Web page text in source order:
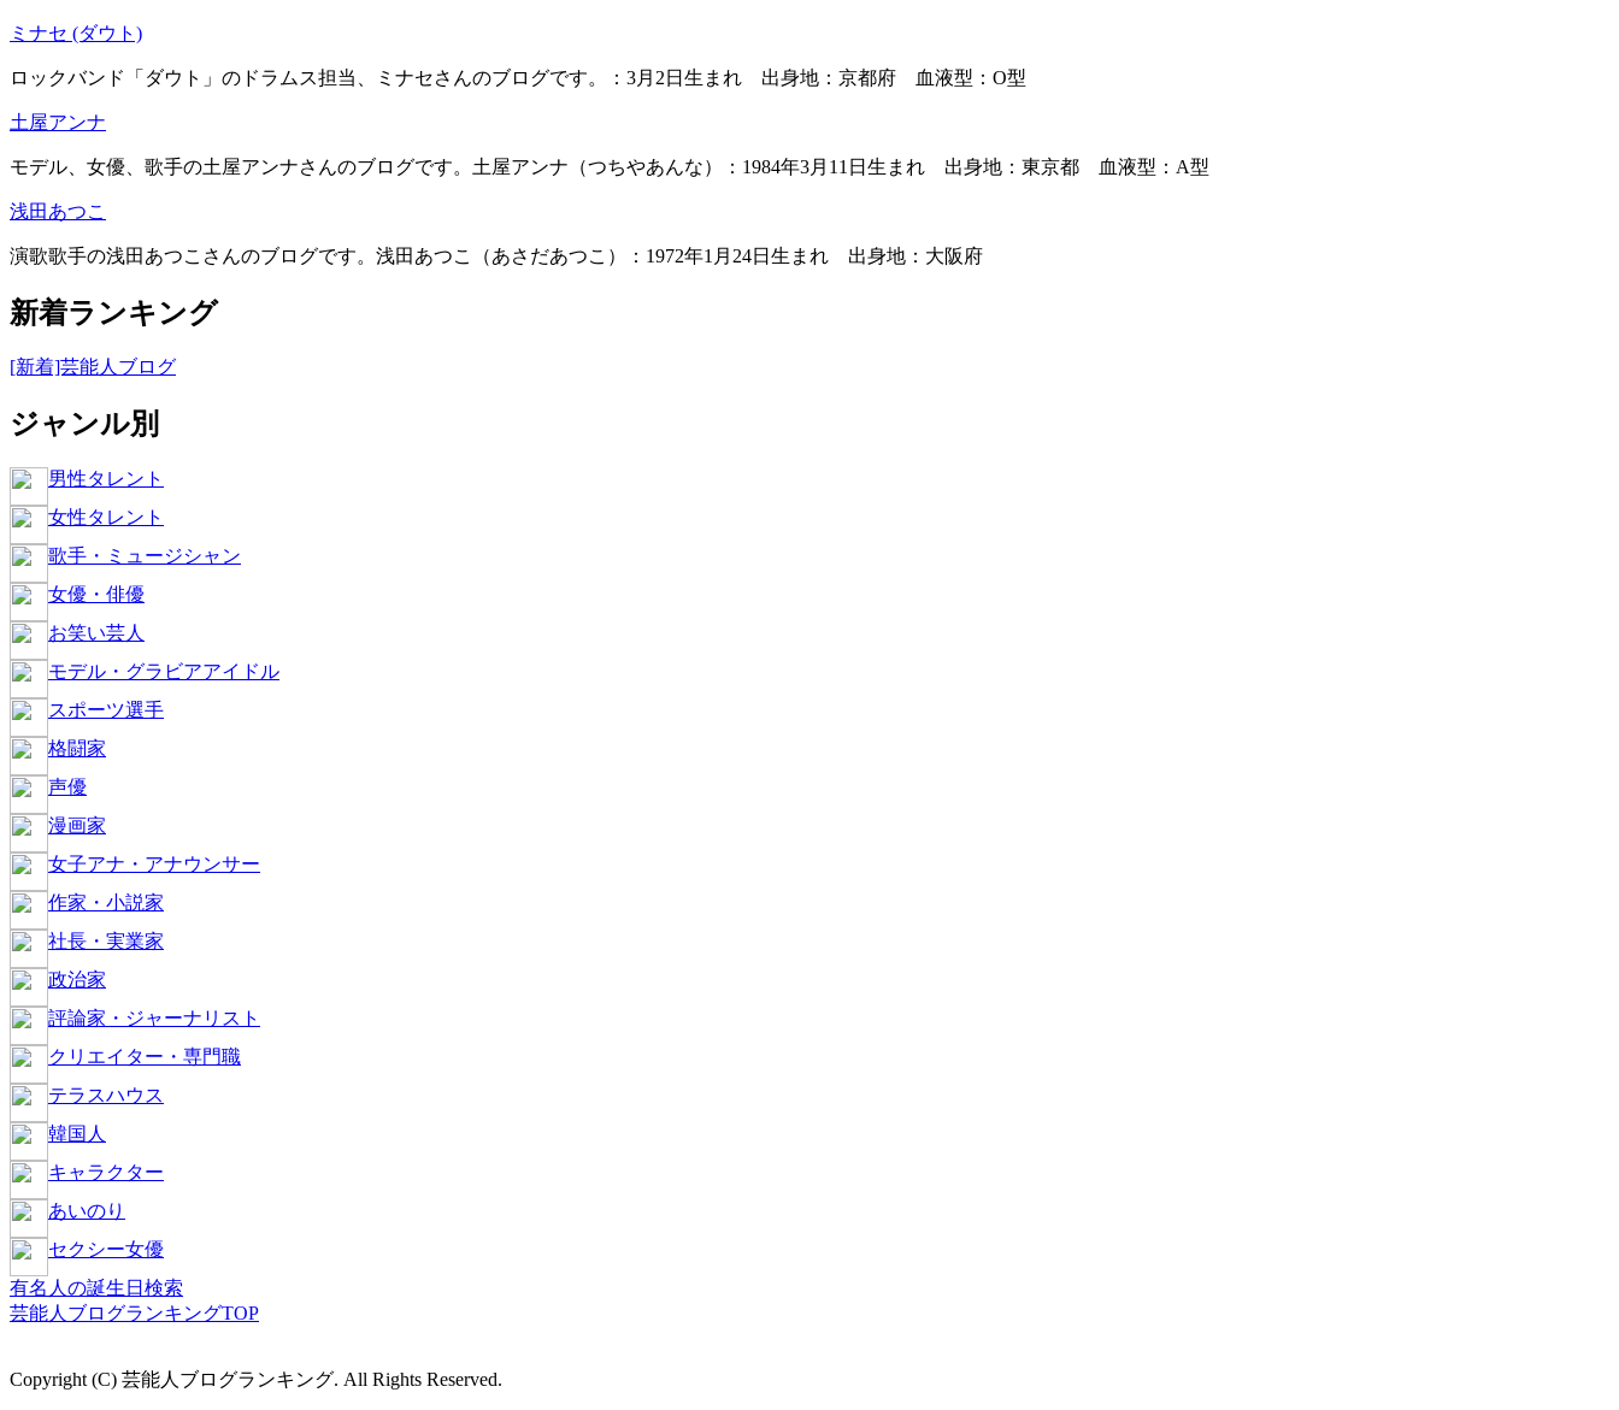
ミナセ (ダウト)
ロックバンド「ダウト」のドラムス担当、ミナセさんのブログです。：3月2日生まれ 出身地：京都府 血液型：O型
土屋アンナ
モデル、女優、歌手の土屋アンナさんのブログです。土屋アンナ（つちやあんな）：1984年3月11日生まれ 出身地：東京都 血液型：A型
浅田あつこ
演歌歌手の浅田あつこさんのブログです。浅田あつこ（あさだあつこ）：1972年1月24日生まれ 出身地：大阪府
新着ランキング
[新着]芸能人ブログ
ジャンル別
男性タレント
女性タレント
歌手・ミュージシャン
女優・俳優
お笑い芸人
モデル・グラビアアイドル
スポーツ選手
格闘家
声優
漫画家
女子アナ・アナウンサー
作家・小説家
社長・実業家
政治家
評論家・ジャーナリスト
クリエイター・専門職
テラスハウス
韓国人
キャラクター
あいのり
セクシー女優
有名人の誕生日検索
芸能人ブログランキングTOP
Copyright (C) 芸能人ブログランキング. All Rights Reserved.